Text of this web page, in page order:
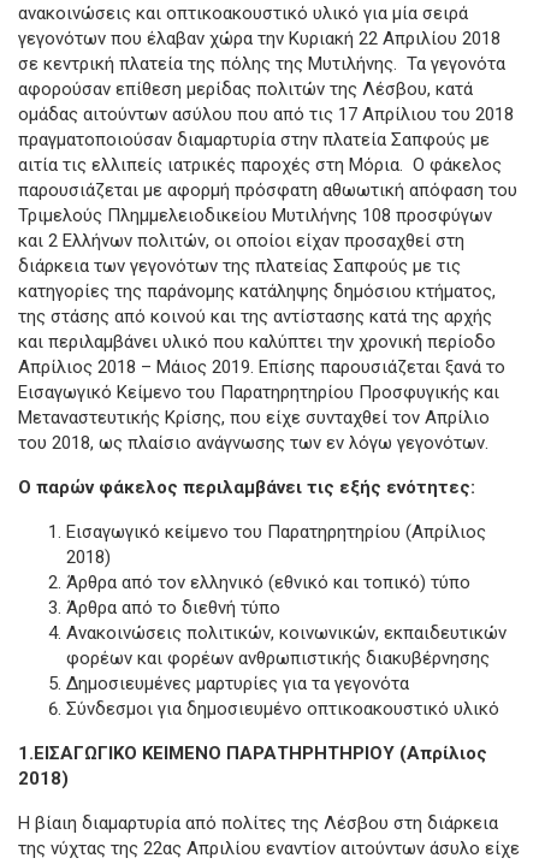
ανακοινώσεις και οπτικοακουστικό υλικό για μία σειρά
γεγονότων που έλαβαν χώρα την Κυριακή 22 Απριλίου 2018
σε κεντρική πλατεία της πόλης της Μυτιλήνης. Τα γεγονότα
αφορούσαν επίθεση μερίδας πολιτών της Λέσβου, κατά
ομάδας αιτούντων ασύλου που από τις 17 Απρίλιου του 2018
πραγματοποιούσαν διαμαρτυρία στην πλατεία Σαπφούς με
αιτία τις ελλιπείς ιατρικές παροχές στη Μόρια. Ο φάκελος
παρουσιάζεται με αφορμή πρόσφατη αθωωτική απόφαση του
Τριμελούς Πλημμελειοδικείου Μυτιλήνης 108 προσφύγων
και 2 Ελλήνων πολιτών, οι οποίοι είχαν προσαχθεί στη
διάρκεια των γεγονότων της πλατείας Σαπφούς με τις
κατηγορίες της παράνομης κατάληψης δημόσιου κτήματος,
της στάσης από κοινού και της αντίστασης κατά της αρχής
και περιλαμβάνει υλικό που καλύπτει την χρονική περίοδο
Απρίλιος 2018 – Μάιος 2019. Επίσης παρουσιάζεται ξανά το
Εισαγωγικό Κείμενο του Παρατηρητηρίου Προσφυγικής και
Μεταναστευτικής Κρίσης, που είχε συνταχθεί τον Απρίλιο
του 2018, ως πλαίσιο ανάγνωσης των εν λόγω γεγονότων.
Ο παρών φάκελος περιλαμβάνει τις εξής ενότητες:
Εισαγωγικό κείμενο του Παρατηρητηρίου (Απρίλιος
2018)
Άρθρα από τον ελληνικό (εθνικό και τοπικό) τύπο
Άρθρα από το διεθνή τύπο
Ανακοινώσεις πολιτικών, κοινωνικών, εκπαιδευτικών
φορέων και φορέων ανθρωπιστικής διακυβέρνησης
Δημοσιευμένες μαρτυρίες για τα γεγονότα
Σύνδεσμοι για δημοσιευμένο οπτικοακουστικό υλικό
1.ΕΙΣΑΓΩΓΙΚΟ ΚΕΙΜΕΝΟ ΠΑΡΑΤΗΡΗΤΗΡΙΟΥ (Απρίλιος
2018)
Η βίαιη διαμαρτυρία από πολίτες της Λέσβου στη διάρκεια
της νύχτας της 22ας Απριλίου εναντίον αιτούντων άσυλο είχε